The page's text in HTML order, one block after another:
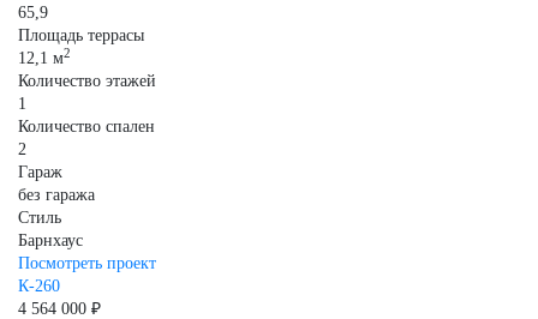
65,9
Площадь террасы
12,1 м2
Количество этажей
1
Количество спален
2
Гараж
без гаража
Стиль
Барнхаус
Посмотреть проект
К-260
4 564 000 ₽